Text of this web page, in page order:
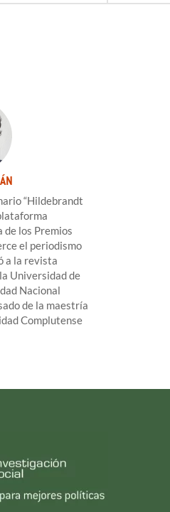
“Hildebrandt
de los Premios
el periodismo
a la revista
Universidad de
Nacional
de la maestría
Complutense